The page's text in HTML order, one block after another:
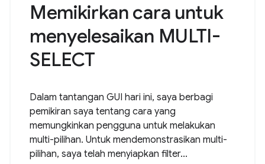
Memikirkan cara untuk
menyelesaikan MULTI-
SELECT
Dalam tantangan GUI hari ini, saya berbagi
pemikiran saya tentang cara yang
memungkinkan pengguna untuk melakukan
multi-pilihan. Untuk mendemonstrasikan multi-
pilihan, saya telah menyiapkan filter...